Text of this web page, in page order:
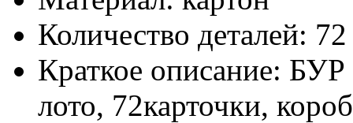
Количество деталей: 72
Краткое описание:
лото, 72карточки,